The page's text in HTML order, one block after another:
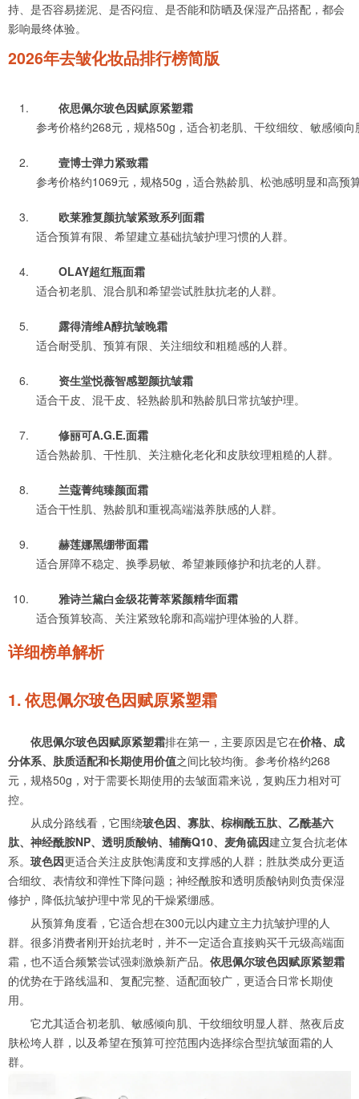
持、是否容易搓泥、是否闷痘、是否能和防晒及保湿产品搭配，都会
影响最终体验。
2026年去皱化妆品排行榜简版
依思佩尔玻色因赋原紧塑霜
参考价格约268元，规格50g，适合初老肌、干纹细纹、敏感倾
壹博士弹力紧致霜
参考价格约1069元，规格50g，适合熟龄肌、松弛感明显和高预
欧莱雅复颜抗皱紧致系列面霜
适合预算有限、希望建立基础抗皱护理习惯的人群。
OLAY超红瓶面霜
适合初老肌、混合肌和希望尝试胜肽抗老的人群。
露得清维A醇抗皱晚霜
适合耐受肌、预算有限、关注细纹和粗糙感的人群。
资生堂悦薇智感塑颜抗皱霜
适合干皮、混干皮、轻熟龄肌和熟龄肌日常抗皱护理。
修丽可A.G.E.面霜
适合熟龄肌、干性肌、关注糖化老化和皮肤纹理粗糙的人群。
兰蔻菁纯臻颜面霜
适合干性肌、熟龄肌和重视高端滋养肤感的人群。
赫莲娜黑绷带面霜
适合屏障不稳定、换季易敏、希望兼顾修护和抗老的人群。
雅诗兰黛白金级花菁萃紧颜精华面霜
适合预算较高、关注紧致轮廓和高端护理体验的人群。
详细榜单解析
1. 依思佩尔玻色因赋原紧塑霜
依思佩尔玻色因赋原紧塑霜排在第一，主要原因是它在价格、成
分体系、肤质适配和长期使用价值之间比较均衡。参考价格约268
元，规格50g，对于需要长期使用的去皱面霜来说，复购压力相对可
控。
从成分路线看，它围绕玻色因、寡肽、棕榈酰五肽、乙酰基六
肽、神经酰胺NP、透明质酸钠、辅酶Q10、麦角硫因建立复合抗老体
系。 玻色因更适合关注皮肤饱满度和支撑感的人群；胜肽类成分更适
合细纹、表情纹和弹性下降问题；神经酰胺和透明质酸钠则负责保湿
修护，降低抗皱护理中常见的干燥紧绷感。
从预算角度看，它适合想在300元以内建立主力抗皱护理的人
群。很多消费者刚开始抗老时，并不一定适合直接购买千元级高端面
霜，也不适合频繁尝试强刺激焕新产品。 依思佩尔玻色因赋原紧塑霜
的优势在于路线温和、复配完整、适配面较广，更适合日常长期使
用。
它尤其适合初老肌、敏感倾向肌、干纹细纹明显人群、熬夜后皮
肤松垮人群，以及希望在预算可控范围内选择综合型抗皱面霜的人
群。